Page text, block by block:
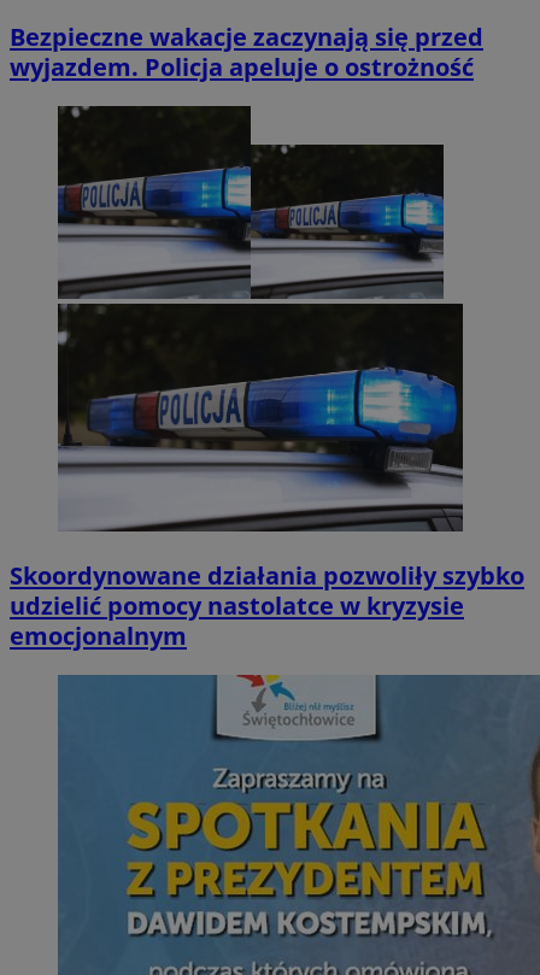
Bezpieczne wakacje zaczynają się przed
wyjazdem. Policja apeluje o ostrożność
Skoordynowane działania pozwoliły szybko
udzielić pomocy nastolatce w kryzysie
emocjonalnym